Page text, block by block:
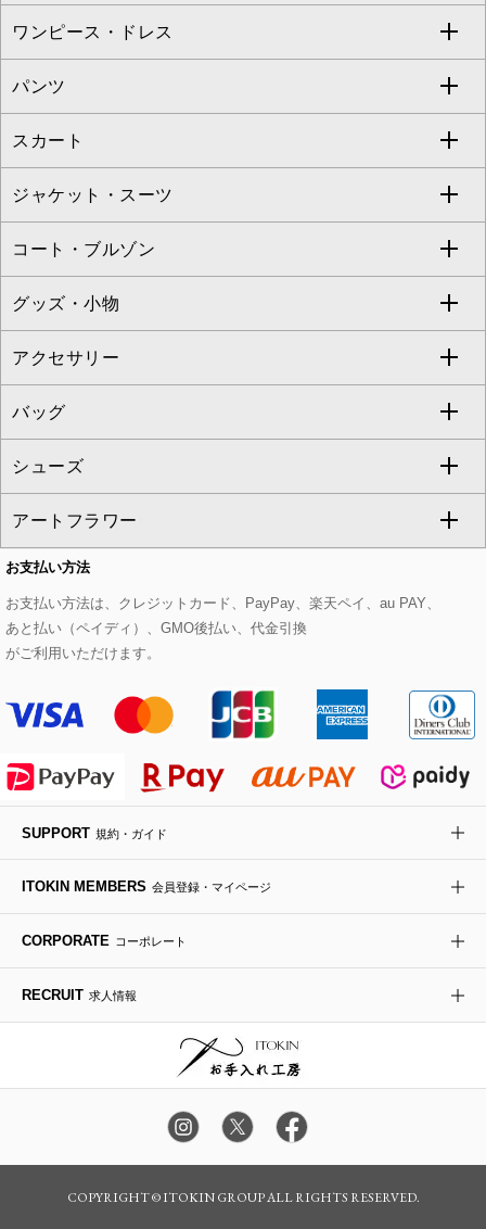
eur3
Maison de CINQ
MK MICHEL KLEIN BAG
HIROKO KOSHINO
すべてのトップス
カットソー・Tシャツ
ブラウス・シャツ
ニット・セーター
カーディガン
アンサンブルセット
ベスト・ジレ
パーカー
タンクトップ・キャミソール
スウェット・ジャージー
その他のトップス
ワンピース・ドレス
すべてのワンピース・ドレス
ワンピース
ドレス
チュニック
ジャンパースカート
その他のワンピース・ドレス
パンツ
すべてのパンツ
フルレングスパンツ
クロップド・半端丈パンツ
ガウチョ・ワイドパンツ
ハーフ・ショート丈パンツ
サロペット・オールインワン
その他のパンツ
スカート
すべてのスカート
ロング・マキシ丈スカート
ひざ丈スカート
ミモレ丈スカート
ショート・ミニ丈スカート
その他のスカート
ジャケット・スーツ
すべてのジャケット・スーツ
テーラードジャケット
ノーカラージャケット
セットアップ
セットアップジャケット
セットアップパンツ
セットアップスカート
セットアップワンピース
コート・ブルゾン
すべてのコート・ブルゾン
トレンチコート
ピーコート
ダッフルコート
チェスターコート
モッズコート
ステンカラーコート
ライダースジャケット
デニムジャケット
ダウンジャケット・コート
グッズ・小物
すべてのグッズ・小物
マスク
ストール・マフラー・スヌード
ベルト・サスペンダー
帽子
ヘアアクセサリー
ハンカチ・バンダナ
手袋
チャーム・ストラップ
アクセサリー
すべてのアクセサリー
ネックレス
ピアス・イヤリング
ブレスレット・バングル
ブローチ・コサージュ
バッグ
すべてのバッグ
トートバッグ
ショルダーバッグ
ボストンバッグ
バックパック・リュック
ボディバッグ・メッセンジャーバッグ
トラベルバッグ
シューズ
すべてのシューズ
パンプス
スニーカー
フラットシューズ
ローファー
ドレスシューズ
アートフラワー
すべてのアートフラワー
ローズ
カサブランカ・カラー
ラナンキュラス
ポプリアレンジ＆フレグランス
お支払い方法
お支払い方法は、クレジットカード、PayPay、楽天ペイ、au PAY、
あと払い（ペイディ）、GMO後払い、代金引換
がご利用いただけます。
SUPPORT 規約・ガイド
ITOKIN MEMBERS 会員登録・マイページ
CORPORATE コーポレート
RECRUIT 求人情報
COPYRIGHT © ITOKIN GROUP ALL RIGHTS RESERVED.